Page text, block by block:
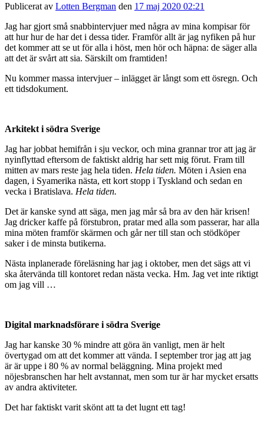
Publicerat av Lotten Bergman den 17 maj 2020 02:21
Jag har gjort små snabbintervjuer med några av mina kompisar för
att hur hur de har det i dessa tider. Framför allt är jag nyfiken på hur
det kommer att se ut för alla i höst, men hör och häpna: de säger alla
att det är svårt att sia. Särskilt om framtiden!
Nu kommer massa intervjuer – inlägget är långt som ett ösregn. Och
ett tidsdokument.
Arkitekt i södra Sverige
Jag har jobbat hemifrån i sju veckor, och mina grannar tror att jag är
nyinflyttad eftersom de faktiskt aldrig har sett mig förut. Fram till
mitten av mars reste jag hela tiden. Hela tiden. Möten i Asien ena
dagen, i Syamerika nästa, ett kort stopp i Tyskland och sedan en
vecka i Bratislava. Hela tiden.
Det är kanske synd att säga, men jag mår så bra av den här krisen!
Jag dricker kaffe på förstubron, pratar med alla som passerar, har alla
mina möten framför skärmen och går ner till stan och stödköper
saker i de minsta butikerna.
Nästa inplanerade föreläsning har jag i oktober, men det sägs att vi
ska återvända till kontoret redan nästa vecka. Hm. Jag vet inte riktigt
om jag vill …
Digital marknadsförare i södra Sverige
Jag har kanske 30 % mindre att göra än vanligt, men är helt
övertygad om att det kommer att vända. I september tror jag att jag
är är uppe i 80 % av normal beläggning. Mina projekt med
nöjesbranschen har helt avstannat, men som tur är har mycket ersatts
av andra aktiviteter.
Det har faktiskt varit skönt att ta det lugnt ett tag!